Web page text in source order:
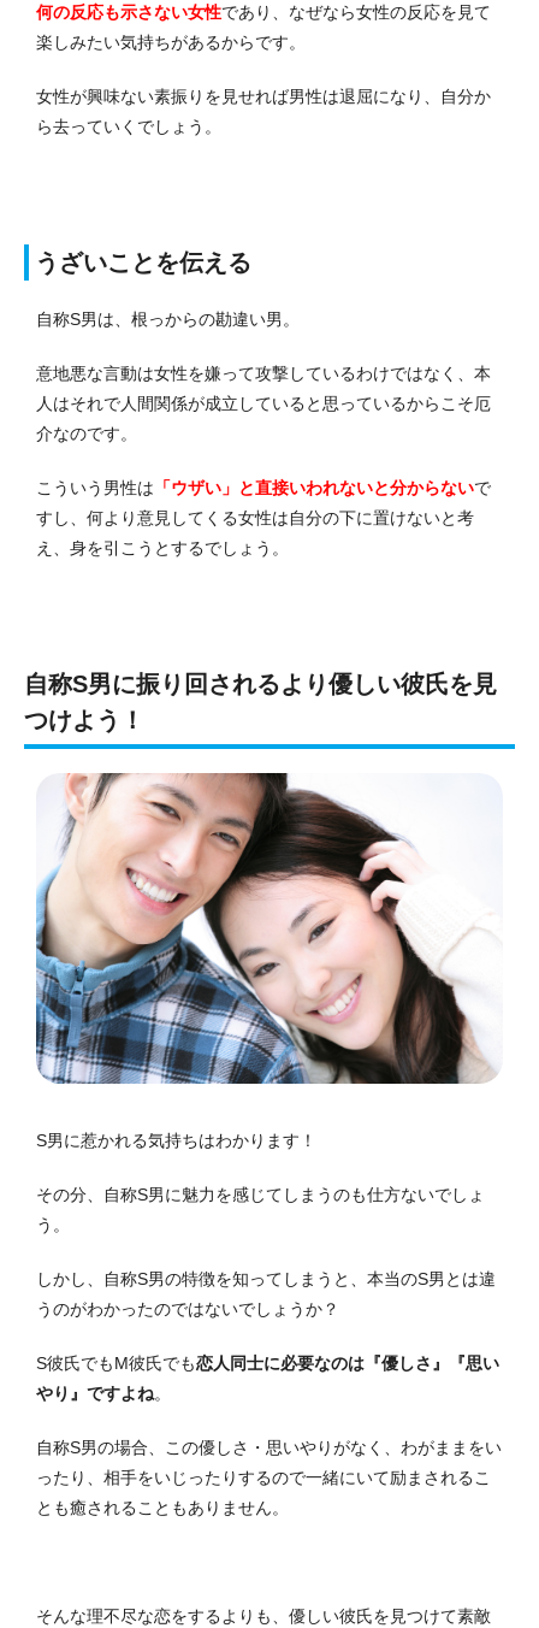
何の反応も示さない女性であり、なぜなら女性の反応を見て
楽しみたい気持ちがあるからです。
女性が興味ない素振りを見せれば男性は退屈になり、自分か
ら去っていくでしょう。
うざいことを伝える
自称S男は、根っからの勘違い男。
意地悪な言動は女性を嫌って攻撃しているわけではなく、本
人はそれで人間関係が成立していると思っているからこそ厄
介なのです。
こういう男性は 「ウザい」と直接いわれないと分からないで
すし、何より意見してくる女性は自分の下に置けないと考
え、身を引こうとするでしょう。
自称S男に振り回されるより優しい彼氏を見
つけよう！
S男に惹かれる気持ちはわかります！
その分、自称S男に魅力を感じてしまうのも仕方ないでしょ
う。
しかし、自称S男の特徴を知ってしまうと、本当のS男とは違
うのがわかったのではないでしょうか？
S彼氏でもM彼氏でも恋人同士に必要なのは『優しさ』『思い
やり』ですよね。
自称S男の場合、この優しさ・思いやりがなく、わがままをい
ったり、相手をいじったりするので一緒にいて励まされるこ
とも癒されることもありません。
そんな理不尽な恋をするよりも、優しい彼氏を見つけて素敵